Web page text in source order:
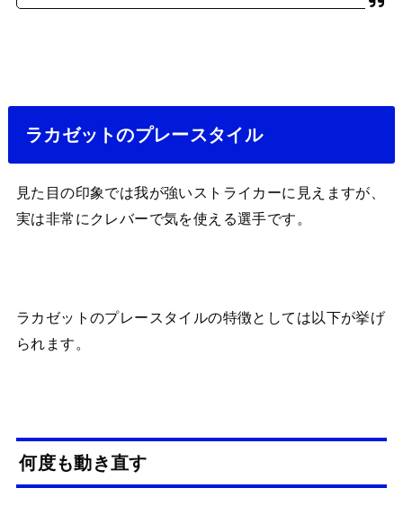
ラカゼットのプレースタイル
見た目の印象では我が強いストライカーに見えますが、
実は非常にクレバーで気を使える選手です。
ラカゼットのプレースタイルの特徴としては以下が挙げ
られます。
何度も動き直す